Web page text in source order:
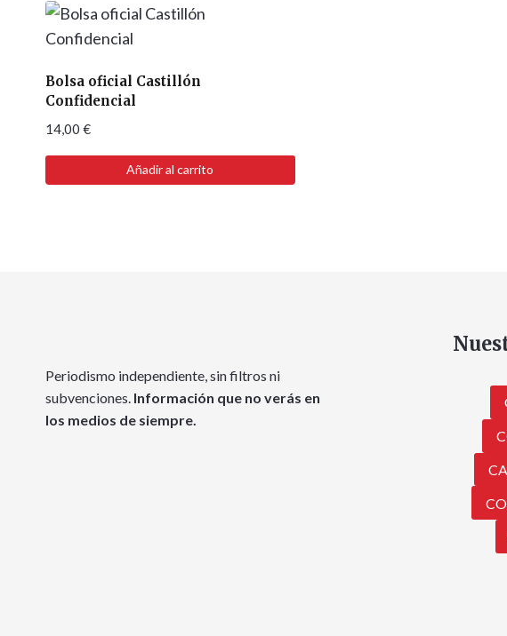
Bolsa oficial Castillón
Confidencial
14,00 €
Añadir al carrito
Periodismo independiente, sin filtros ni
subvenciones. Información que no verás en
los medios de siempre.